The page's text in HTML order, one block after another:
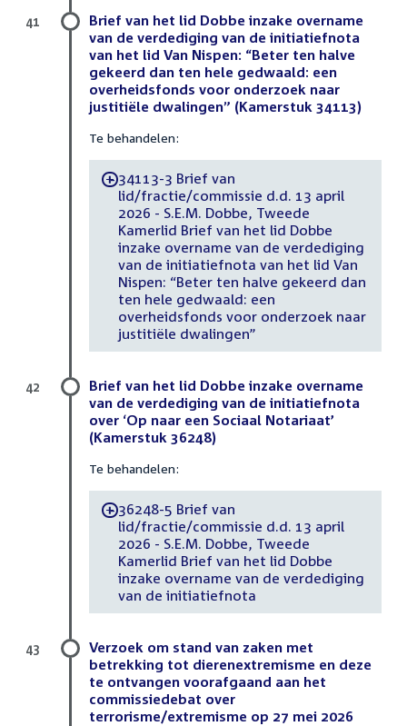
Brief van het lid Dobbe inzake overname
van de verdediging van de initiatiefnota
van het lid Van Nispen: “Beter ten halve
gekeerd dan ten hele gedwaald: een
overheidsfonds voor onderzoek naar
justitiële dwalingen” (Kamerstuk 34113)
Te behandelen:
-34113-3 Brief van
lid/fractie/commissie d.d. 13 april
2026 - S.E.M. Dobbe, Tweede
Kamerlid Brief van het lid Dobbe
inzake overname van de verdediging
van de initiatiefnota van het lid Van
Nispen: “Beter ten halve gekeerd dan
ten hele gedwaald: een
overheidsfonds voor onderzoek naar
justitiële dwalingen”
41
Brief van het lid Dobbe inzake overname
van de verdediging van de initiatiefnota
over ‘Op naar een Sociaal Notariaat’
(Kamerstuk 36248)
Te behandelen:
-36248-5 Brief van
lid/fractie/commissie d.d. 13 april
2026 - S.E.M. Dobbe, Tweede
Kamerlid Brief van het lid Dobbe
inzake overname van de verdediging
van de initiatiefnota
42
Verzoek om stand van zaken met
betrekking tot dierenextremisme en deze
te ontvangen voorafgaand aan het
commissiedebat over
terrorisme/extremisme op 27 mei 2026
43